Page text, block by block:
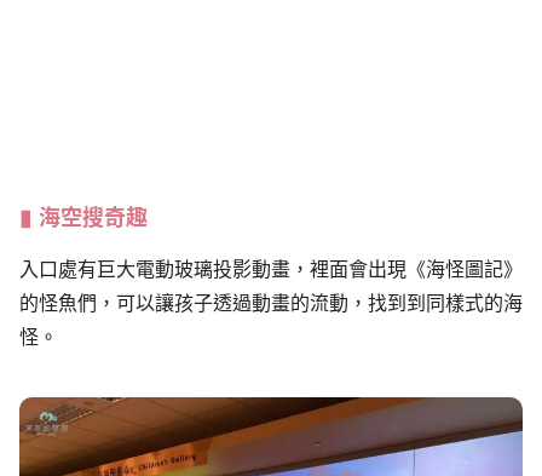
海空搜奇趣
入口處有巨大電動玻璃投影動畫，裡面會出現《海怪圖記》
的怪魚們，可以讓孩子透過動畫的流動，找到到同樣式的海
怪。